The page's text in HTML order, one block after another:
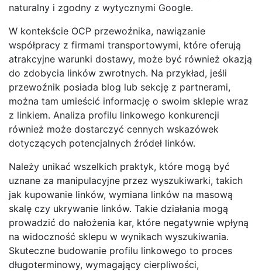
naturalny i zgodny z wytycznymi Google.
W kontekście OCP przewoźnika, nawiązanie
współpracy z firmami transportowymi, które oferują
atrakcyjne warunki dostawy, może być również okazją
do zdobycia linków zwrotnych. Na przykład, jeśli
przewoźnik posiada blog lub sekcję z partnerami,
można tam umieścić informację o swoim sklepie wraz
z linkiem. Analiza profilu linkowego konkurencji
również może dostarczyć cennych wskazówek
dotyczących potencjalnych źródeł linków.
Należy unikać wszelkich praktyk, które mogą być
uznane za manipulacyjne przez wyszukiwarki, takich
jak kupowanie linków, wymiana linków na masową
skalę czy ukrywanie linków. Takie działania mogą
prowadzić do nałożenia kar, które negatywnie wpłyną
na widoczność sklepu w wynikach wyszukiwania.
Skuteczne budowanie profilu linkowego to proces
długoterminowy, wymagający cierpliwości,